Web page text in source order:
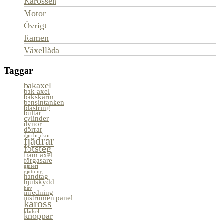
Motor
Övrigt
Ramen
Växellåda
Taggar
bakaxel
bak axel
bakskärm
bensintanken
blästring
bultar
cylinder
dynor
dörrar
dörrbrickor
fjädrar
fotsteg
fram axel
förgasare
gjuteri
gjutning
handtag
hjulskydd
huv
inredning
instrumentpanel
kaross
klädsel
knoppar